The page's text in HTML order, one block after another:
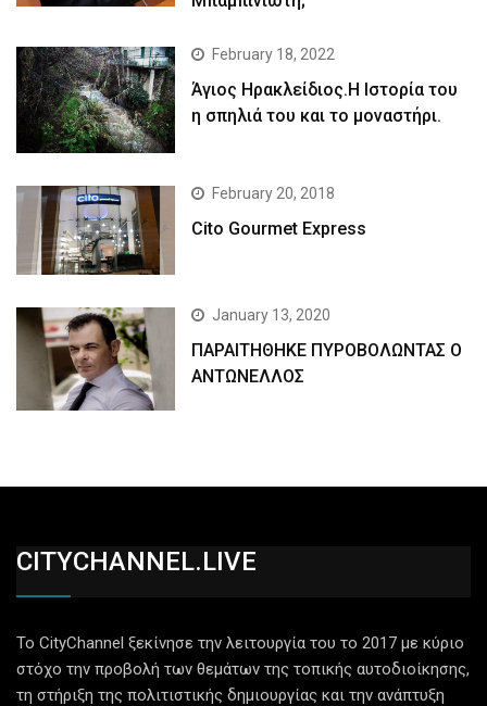
February 18, 2022
Άγιος Ηρακλείδιος.Η Ιστορία του
η σπηλιά του και το μοναστήρι.
February 20, 2018
Cito Gourmet Express
January 13, 2020
ΠΑΡΑΙΤΗΘΗΚΕ ΠΥΡΟΒΟΛΩΝΤΑΣ Ο
ΑΝΤΩΝΕΛΛΟΣ
CITYCHANNEL.LIVE
Το CityChannel ξεκίνησε την λειτουργία του το 2017 με κύριο
στόχο την προβολή των θεμάτων της τοπικής αυτοδιοίκησης,
τη στήριξη της πολιτιστικής δημιουργίας και την ανάπτυξη